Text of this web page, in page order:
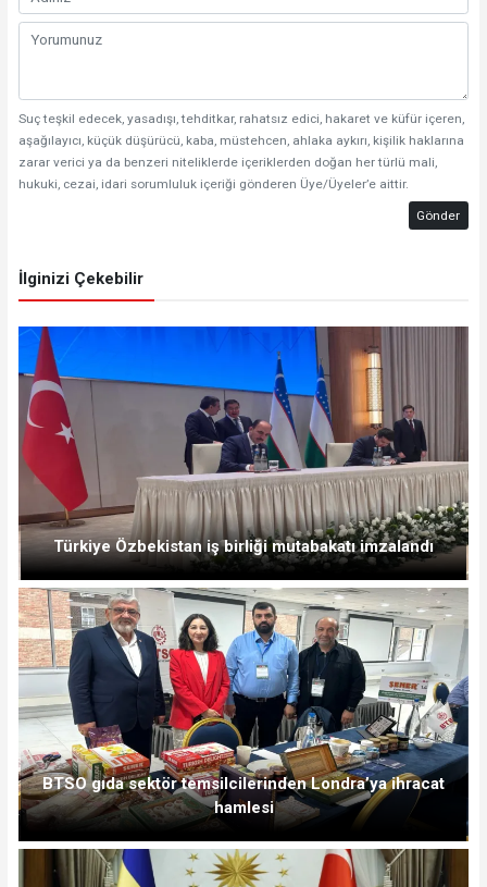
Suç teşkil edecek, yasadışı, tehditkar, rahatsız edici, hakaret ve küfür içeren,
aşağılayıcı, küçük düşürücü, kaba, müstehcen, ahlaka aykırı, kişilik haklarına
zarar verici ya da benzeri niteliklerde içeriklerden doğan her türlü mali,
hukuki, cezai, idari sorumluluk içeriği gönderen Üye/Üyeler’e aittir.
Gönder
İlginizi Çekebilir
Türkiye Özbekistan iş birliği mutabakatı imzalandı
BTSO gıda sektör temsilcilerinden Londra’ya ihracat
hamlesi